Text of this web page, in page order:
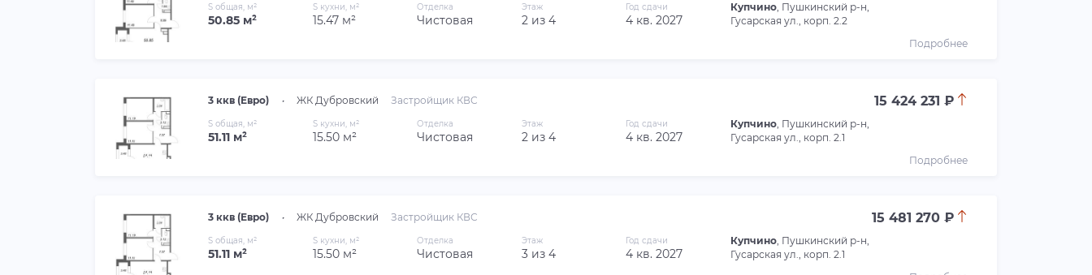
S общая, м²
50.85 м²
S кухни, м²
15.47 м²
Отделка
Чистовая
Этаж
2 из 4
Год сдачи
4 кв. 2027
Купчино, Пушкинский р-н,
Гусарская ул., корп. 2.2
Подробнее
3 ккв (Евро) • ЖК Дубровский Застройщик КВС 15 424 231 ₽
S общая, м²
51.11 м²
S кухни, м²
15.50 м²
Отделка
Чистовая
Этаж
2 из 4
Год сдачи
4 кв. 2027
Купчино, Пушкинский р-н,
Гусарская ул., корп. 2.1
Подробнее
3 ккв (Евро) • ЖК Дубровский Застройщик КВС 15 481 270 ₽
S общая, м²
51.11 м²
S кухни, м²
15.50 м²
Отделка
Чистовая
Этаж
3 из 4
Год сдачи
4 кв. 2027
Купчино, Пушкинский р-н,
Гусарская ул., корп. 2.1